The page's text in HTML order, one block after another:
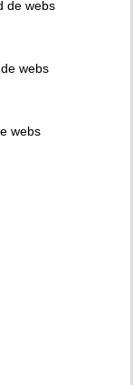
de webs
webs
webs